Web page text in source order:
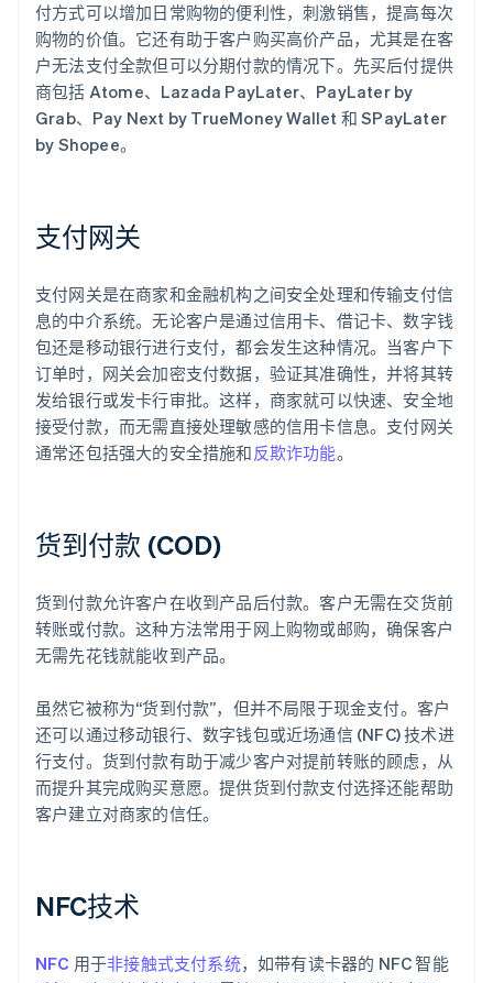
付方式可以增加日常购物的便利性，刺激销售，提高每次
购物的价值。它还有助于客户购买高价产品，尤其是在客
户无法支付全款但可以分期付款的情况下。先买后付提供
商包括 Atome、Lazada PayLater、PayLater by
Grab、Pay Next by TrueMoney Wallet 和 SPayLater
by Shopee。
支付网关
支付网关是在商家和金融机构之间安全处理和传输支付信
息的中介系统。无论客户是通过信用卡、借记卡、数字钱
包还是移动银行进行支付，都会发生这种情况。当客户下
订单时，网关会加密支付数据，验证其准确性，并将其转
发给银行或发卡行审批。这样，商家就可以快速、安全地
接受付款，而无需直接处理敏感的信用卡信息。支付网关
通常还包括强大的安全措施和反欺诈功能。
货到付款 (COD)
货到付款允许客户在收到产品后付款。客户无需在交货前
转账或付款。这种方法常用于网上购物或邮购，确保客户
无需先花钱就能收到产品。
虽然它被称为“货到付款”，但并不局限于现金支付。客户
还可以通过移动银行、数字钱包或近场通信 (NFC) 技术进
行支付。货到付款有助于减少客户对提前转账的顾虑，从
而提升其完成购买意愿。提供货到付款支付选择还能帮助
客户建立对商家的信任。
NFC技术
NFC 用于非接触式支付系统，如带有读卡器的 NFC 智能